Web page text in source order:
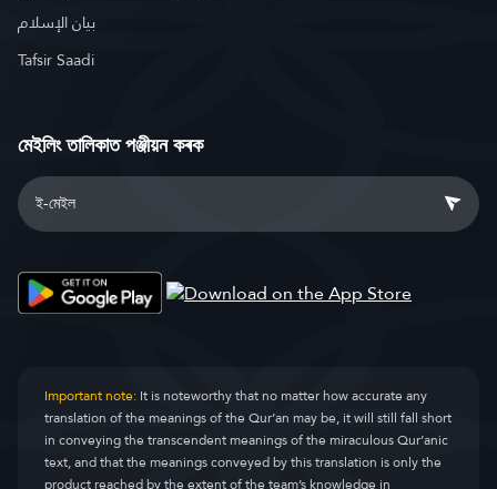
بيان الإسلام
Tafsir Saadi
মেইলিং তালিকাত পঞ্জীয়ন কৰক
Important note:It is noteworthy that no matter how accurate any
translation of the meanings of the Qur’an may be, it will still fall short
in conveying the transcendent meanings of the miraculous Qur’anic
text, and that the meanings conveyed by this translation is only the